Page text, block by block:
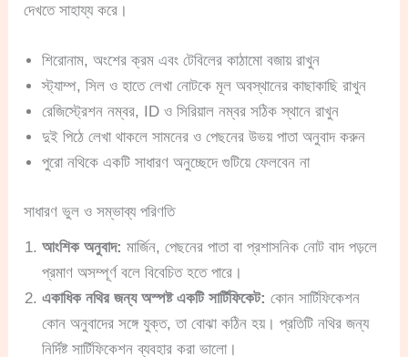
দেখতে সাহায্য করে।
শিরোনাম, অংশের ক্রম এবং টেবিলের কাঠামো বজায় রাখুন
স্ট্যাম্প, সিল ও হাতে লেখা নোটকে মূল অবস্থানের কাছাকাছি রাখুন
রেজিস্ট্রেশন নম্বর, ID ও সিরিয়াল নম্বর সঠিক স্থানে রাখুন
দুই পিঠে লেখা থাকলে সামনের ও পেছনের উভয় পাতা অনুবাদ করুন
পুরো নথিকে একটি সাধারণ অনুচ্ছেদে গুটিয়ে ফেলবেন না
সাধারণ ভুল ও সম্ভাব্য পরিণতি
আংশিক অনুবাদ: মার্জিন, পেছনের পাতা বা প্রশাসনিক নোট বাদ পড়লে
প্রমাণ অসম্পূর্ণ বলে বিবেচিত হতে পারে।
একাধিক নথির জন্য অস্পষ্ট একটি সার্টিফিকেট: কোন সার্টিফিকেশন
কোন অনুবাদের সঙ্গে যুক্ত, তা বোঝা কঠিন হয়। প্রতিটি নথির জন্য
নির্দিষ্ট সার্টিফিকেশন ব্যবহার করা ভালো।